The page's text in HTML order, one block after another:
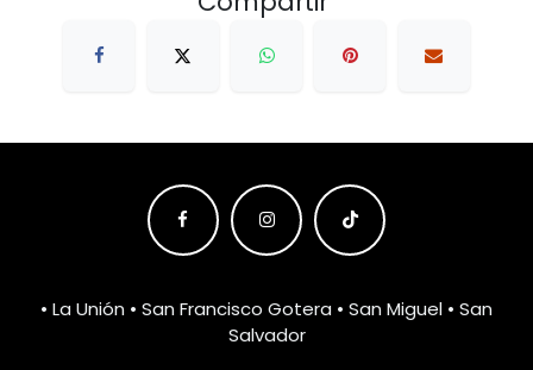
• La Unión • San Francisco Gotera • San Miguel • San
Salvador